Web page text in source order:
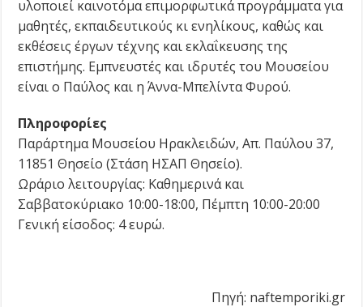
υλοποιεί καινοτόμα επιμορφωτικά προγράμματα για
μαθητές, εκπαιδευτικούς κι ενηλίκους, καθώς και
εκθέσεις έργων τέχνης και εκλαΐκευσης της
επιστήμης. Εμπνευστές και ιδρυτές του Μουσείου
είναι ο Παύλος και η Άννα-Μπελίντα Φυρού.
Πληροφορίες
Παράρτημα Μουσείου Ηρακλειδών, Απ. Παύλου 37,
11851 Θησείο (Στάση ΗΣΑΠ Θησείο).
Ωράριο λειτουργίας: Καθημερινά και
Σαββατοκύριακο 10:00-18:00, Πέμπτη 10:00-20:00
Γενική είσοδος: 4 ευρώ.
Πηγή: naftemporiki.gr